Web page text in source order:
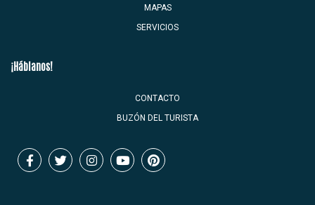
MAPAS
SERVICIOS
¡Háblanos!
CONTACTO
BUZÓN DEL TURISTA